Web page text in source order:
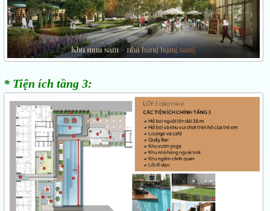
* Tiện ích tầng 3: